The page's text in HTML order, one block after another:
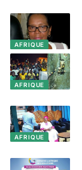
AFRIQUE
AFRIQUE
AFRIQUE